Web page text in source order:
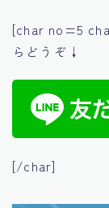
[char no=5
らどうぞ↓
[/char]